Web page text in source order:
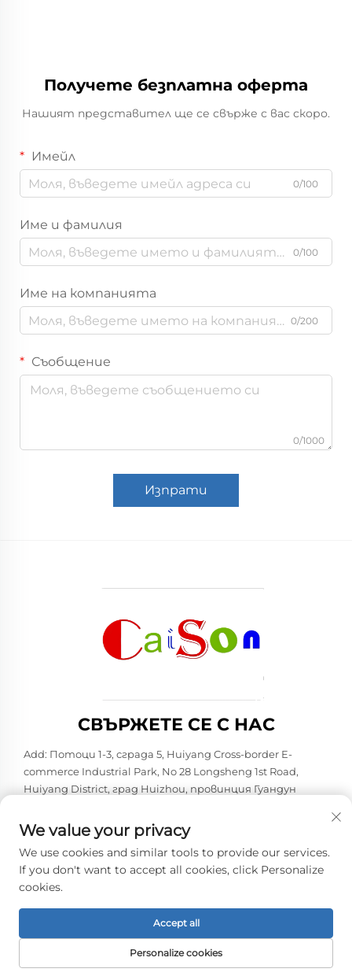
Получете безплатна оферта
Нашият представител ще се свърже с вас скоро.
Имейл
0/100
Име и фамилия
0/100
Име на компанията
0/200
Съобщение
0/1000
Изпрати
СВЪРЖЕТЕ СЕ С НАС
Add: Потоци 1-3, сграда 5, Huiyang Cross-border E-
commerce Industrial Park, No 28 Longsheng 1st Road,
Huiyang District, град Huizhou, провинция Гуандун
Имейл:[email protected]
Автоматно право © 2026 Shenzhen Caison Technology Co.,
поверителност
We value your privacy
We use cookies and similar tools to provide our services.
If you don't want to accept all cookies, click Personalize
cookies.
Personalize cookies
Accept all